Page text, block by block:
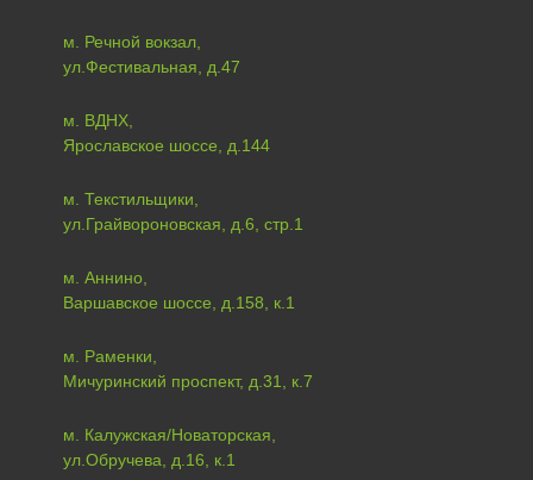
м. Речной вокзал,
ул.Фестивальная, д.47
м. ВДНХ,
Ярославское шоссе, д.144
м. Текстильщики,
ул.Грайвороновская, д.6, стр.1
м. Аннино,
Варшавское шоссе, д.158, к.1
м. Раменки,
Мичуринский проспект, д.31, к.7
м. Калужская/Новаторская,
ул.Обручева, д.16, к.1